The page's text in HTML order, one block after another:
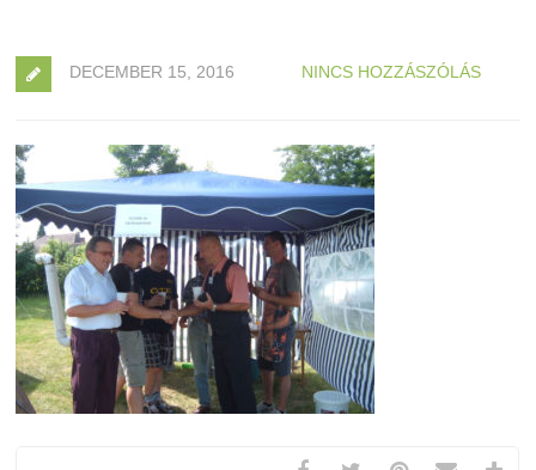
DECEMBER 15, 2016 NINCS HOZZÁSZÓLÁS